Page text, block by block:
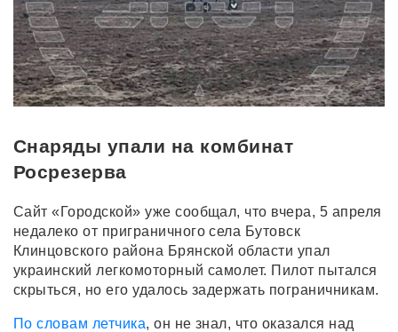
Снаряды упали на комбинат
Росрезерва
Сайт «Городской» уже сообщал, что вчера, 5 апреля
недалеко от приграничного села Бутовск
Клинцовского района Брянской области упал
украинский легкомоторный самолет. Пилот пытался
скрыться, но его удалось задержать пограничникам.
По словам летчика, он не знал, что оказался над